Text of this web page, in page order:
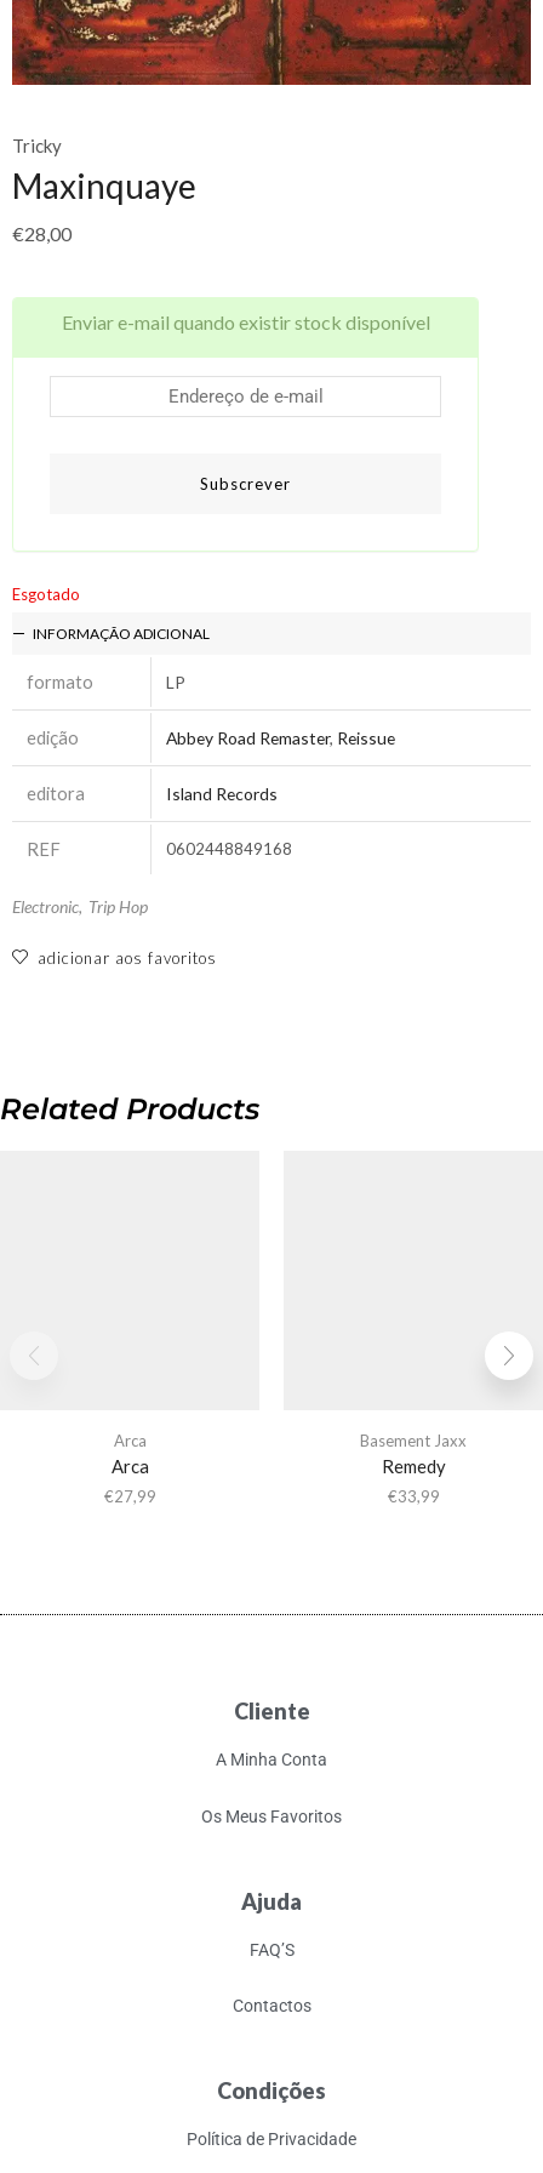
Tricky
Maxinquaye
€28,00
Enviar e-mail quando existir stock disponível
Subscrever
Esgotado
INFORMAÇÃO ADICIONAL
formato LP
edição Abbey Road Remaster, Reissue
editora Island Records
REF 0602448849168
Electronic, Trip Hop
adicionar aos favoritos
Related Products
Arca
Arca
€27,99
Basement Jaxx
Remedy
€33,99
Cliente
A Minha Conta
Os Meus Favoritos
Ajuda
FAQ’S
Contactos
Condições
Política de Privacidade